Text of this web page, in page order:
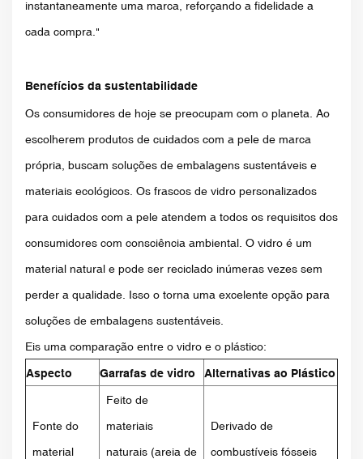
instantaneamente uma marca, reforçando a fidelidade a
cada compra."
Benefícios da sustentabilidade
Os consumidores de hoje se preocupam com o planeta. Ao
escolherem produtos de cuidados com a pele de marca
própria, buscam soluções de embalagens sustentáveis ​​e
materiais ecológicos. Os frascos de vidro personalizados
para cuidados com a pele atendem a todos os requisitos dos
consumidores com consciência ambiental. O vidro é um
material natural e pode ser reciclado inúmeras vezes sem
perder a qualidade. Isso o torna uma excelente opção para
soluções de embalagens sustentáveis.
Eis uma comparação entre o vidro e o plástico:
Aspecto Garrafas de vidro Alternativas ao Plástico
Fonte do
material
Feito de
materiais
naturais (areia de
Derivado de
combustíveis fósseis